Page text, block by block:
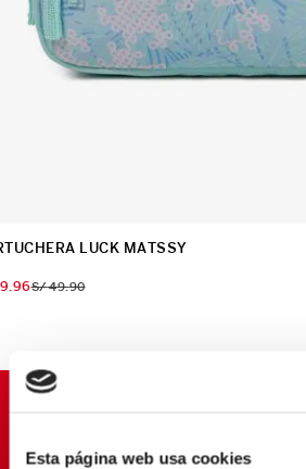
Esta página web usa cookies
LUCK MATSSY
.96S/49.90
PROMOCIONES EXCLUSIVAS